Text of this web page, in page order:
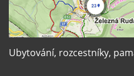
Ubytování, rozcestníky,